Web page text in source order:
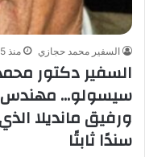
السفير محمد حجازي منذ 5 أيام
السفير دكتور
سيسولو… مهندس
ورفيق مانديلا
سندًا ثابتًا